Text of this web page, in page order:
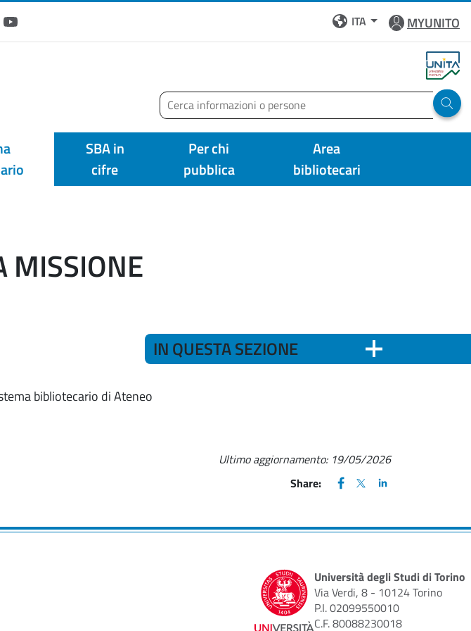
YouTube
ITA MYUNITO
Cerca
Run
SBA in
cifre
Per chi
pubblica
Area
bibliotecari
MISSIONE
IN QUESTA SEZIONE
bibliotecario di Ateneo
Ultimo aggiornamento: 19/05/2026
Share:
FACEBOOK
(apre una nuova finestra)
X
(apre una nuova
LINKEDIN
(apre una nuova
Università degli Studi di Torino
Via Verdi, 8 - 10124 Torino
P.I. 02099550010
C.F. 80088230018